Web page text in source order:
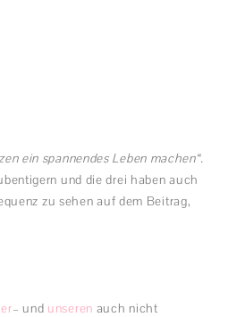
ein spannendes Leben machen“.
und die drei haben auch
zu sehen auf dem Beitrag,
– und unseren auch nicht